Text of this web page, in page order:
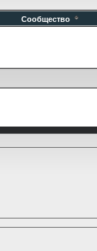
Сообщество